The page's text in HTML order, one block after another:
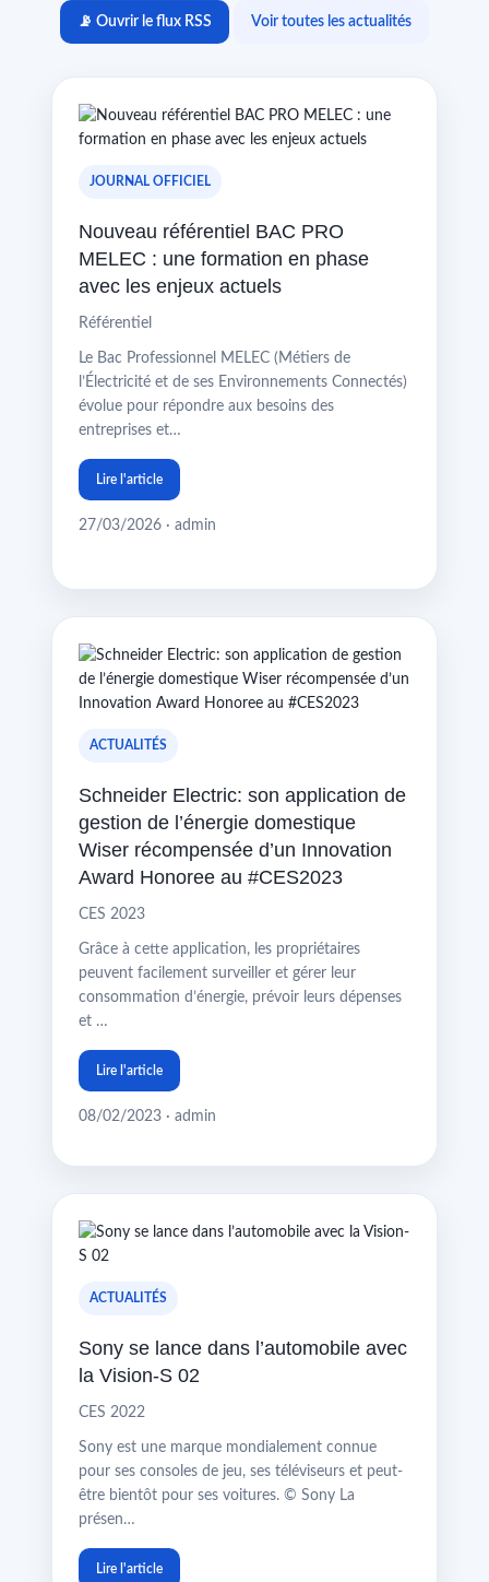
📡 Ouvrir le flux RSS Voir toutes les actualités
JOURNAL OFFICIEL
Nouveau référentiel BAC PRO
MELEC : une formation en phase
avec les enjeux actuels
Référentiel
Le Bac Professionnel MELEC (Métiers de
l’Électricité et de ses Environnements Connectés)
évolue pour répondre aux besoins des
entreprises et…
Lire l'article
27/03/2026 · admin
ACTUALITÉS
Schneider Electric: son application de
gestion de l’énergie domestique
Wiser récompensée d’un Innovation
Award Honoree au #CES2023
CES 2023
Grâce à cette application, les propriétaires
peuvent facilement surveiller et gérer leur
consommation d’énergie, prévoir leurs dépenses
et …
Lire l'article
08/02/2023 · admin
ACTUALITÉS
Sony se lance dans l’automobile avec
la Vision-S 02
CES 2022
Sony est une marque mondialement connue
pour ses consoles de jeu, ses téléviseurs et peut-
être bientôt pour ses voitures. © Sony La
présen…
Lire l'article